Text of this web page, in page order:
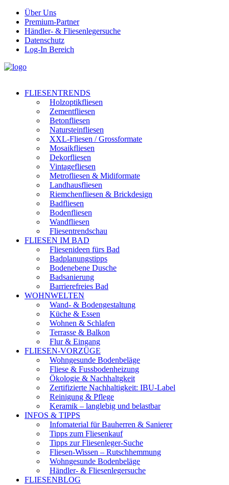
Über Uns
Premium-Partner
Händler- & Fliesenlegersuche
Datenschutz
Log-In Bereich
FLIESENTRENDS
Holzoptikfliesen
Zementfliesen
Betonfliesen
Natursteinfliesen
XXL-Fliesen / Grossformate
Mosaikfliesen
Dekorfliesen
Vintagefliesen
Metrofliesen & Midiformate
Landhausfliesen
Riemchenfliesen & Brickdesign
Badfliesen
Bodenfliesen
Wandfliesen
Fliesentrendschau
FLIESEN IM BAD
Fliesenideen fürs Bad
Badplanungstipps
Bodenebene Dusche
Badsanierung
Barrierefreies Bad
WOHNWELTEN
Wand- & Bodengestaltung
Küche & Essen
Wohnen & Schlafen
Terrasse & Balkon
Flur & Eingang
FLIESEN-VORZÜGE
Wohngesunde Bodenbeläge
Fliese & Fussbodenheizung
Ökologie & Nachhaltgkeit
Zertifizierte Nachhaltigkeit: IBU-Label
Reinigung & Pflege
Keramik – langlebig und belastbar
INFOS & TIPPS
Infomaterial für Bauherren & Sanierer
Tipps zum Fliesenkauf
Tipps zur Fliesenleger-Suche
Fliesen-Wissen – Rutschhemmung
Wohngesunde Bodenbeläge
Händler- & Fliesenlegersuche
FLIESENBLOG